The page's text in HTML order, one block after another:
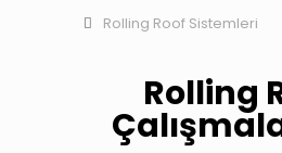
Rolling Roof Sistemleri
Rolling